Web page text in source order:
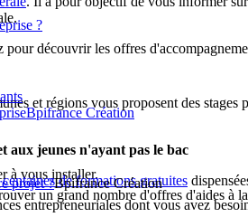
un grand nombre d'offres d'aides à
et régions vous proposent des
à vous installer.
entrepreneuriales dont vous avez
découvrir les offres
aux jeunes n'ayant pas le bac
de formations gratuites
?
Création
projet ?Bpifrance Création